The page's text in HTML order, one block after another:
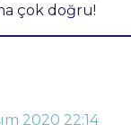
çok doğru!
2020 22:14